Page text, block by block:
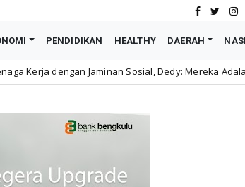
PENDIDIKAN HEALTHY DAERAH
Sosial, Dedy: Mereka Adalah Modal Perusahaan